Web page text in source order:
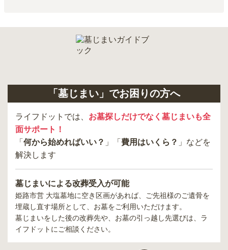
「墓じまい」でお困りの方へ
ライフドットでは、 お墓探しだけでなく墓じまいも全
面サポート！
「 何から始めればいい？ 」「 費用はいくら？ 」などを
解決します
墓じまいによる改葬受入が可能
姫路市営 大塩墓地に空き区画があれば、ご先祖様のご遺骨を
埋蔵し直す場所として、お墓をご利用いただけます。
墓じまいをした後の改葬先や、お墓の引っ越し先選びは、ラ
イフドットにご相談ください。